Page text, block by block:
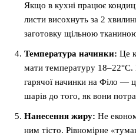
Якщо в кухні працює
листи висохнуть за 2
заготовку щільною
Температура начинки: Це
мати температуру 18–22°C.
гарячої начинки на Філо —
шарів до того, як вони
Нанесення жиру: Не
ним тісто. Рівномірне